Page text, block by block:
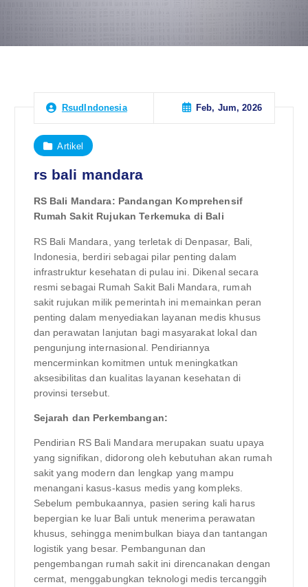
RsudIndonesia Feb, Jum, 2026
Artikel
rs bali mandara
RS Bali Mandara: Pandangan Komprehensif
Rumah Sakit Rujukan Terkemuka di Bali
RS Bali Mandara, yang terletak di Denpasar, Bali,
Indonesia, berdiri sebagai pilar penting dalam
infrastruktur kesehatan di pulau ini. Dikenal secara
resmi sebagai Rumah Sakit Bali Mandara, rumah
sakit rujukan milik pemerintah ini memainkan peran
penting dalam menyediakan layanan medis khusus
dan perawatan lanjutan bagi masyarakat lokal dan
pengunjung internasional. Pendiriannya
mencerminkan komitmen untuk meningkatkan
aksesibilitas dan kualitas layanan kesehatan di
provinsi tersebut.
Sejarah dan Perkembangan:
Pendirian RS Bali Mandara merupakan suatu upaya
yang signifikan, didorong oleh kebutuhan akan rumah
sakit yang modern dan lengkap yang mampu
menangani kasus-kasus medis yang kompleks.
Sebelum pembukaannya, pasien sering kali harus
bepergian ke luar Bali untuk menerima perawatan
khusus, sehingga menimbulkan biaya dan tantangan
logistik yang besar. Pembangunan dan
pengembangan rumah sakit ini direncanakan dengan
cermat, menggabungkan teknologi medis tercanggih